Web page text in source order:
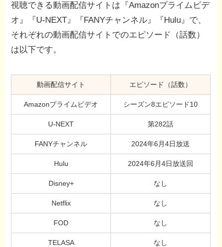
視聴できる動画配信サイトは『Amazonプライムビデ
オ』『U-NEXT』『FANYチャンネル』『Hulu』で、
それぞれの動画配信サイトでのエピソード（話数）
は以下です。
動画配信サイト エピソード（話数）
Amazonプライムビデオ シーズン8エピソード10
U-NEXT 第282話
FANYチャンネル 2024年6月4日放送
Hulu 2024年6月4日放送回
Disney+ なし
Netflix なし
FOD なし
TELASA なし